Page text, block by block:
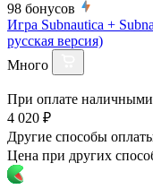
98 бонусов
Игра Subnautica +
русская версия)
Много
При оплате наличными
4 020 ₽
Другие способы
Цена при других